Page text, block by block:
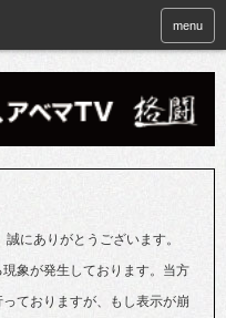
menu
にありがとうございます。
象が発生しております。当方
ておりますが、もし表示が崩